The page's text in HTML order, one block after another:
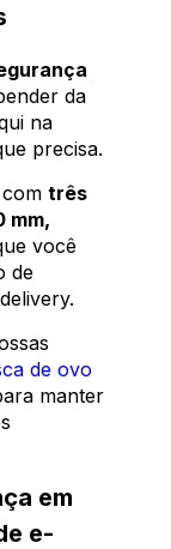
da
na
precisa.
três
mm,
você
de
de ovo
manter
em
e-